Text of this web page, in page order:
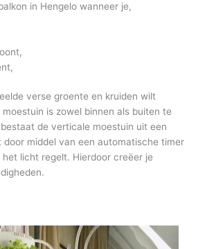
in Hengelo wanneer je,
verse groente en kruiden wilt
is zowel binnen als buiten te
de verticale moestuin uit een
middel van een automatische timer
licht regelt. Hierdoor creëer je